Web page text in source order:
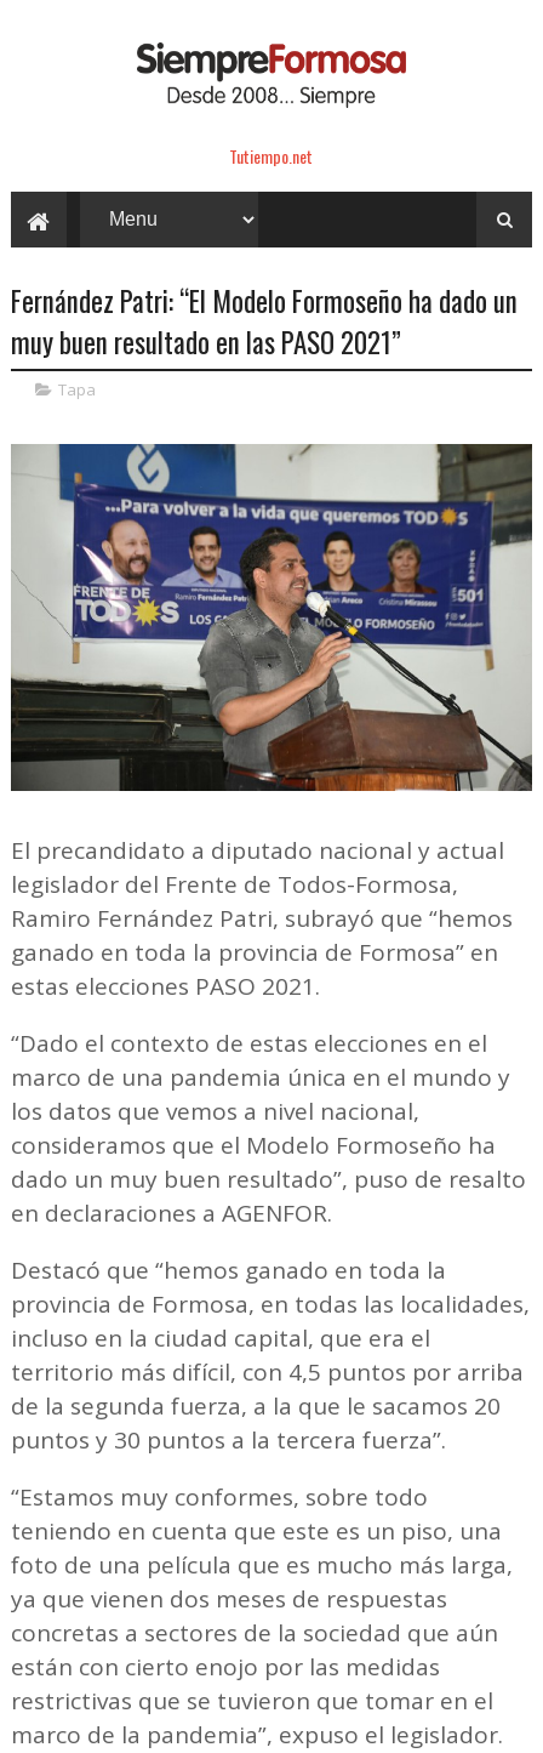
Tutiempo.net
Fernández Patri: “El Modelo Formoseño ha dado un
muy buen resultado en las PASO 2021”
Tapa
El precandidato a diputado nacional y actual
legislador del Frente de Todos-Formosa,
Ramiro Fernández Patri, subrayó que “hemos
ganado en toda la provincia de Formosa” en
estas elecciones PASO 2021.
“Dado el contexto de estas elecciones en el
marco de una pandemia única en el mundo y
los datos que vemos a nivel nacional,
consideramos que el Modelo Formoseño ha
dado un muy buen resultado”, puso de resalto
en declaraciones a AGENFOR.
Destacó que “hemos ganado en toda la
provincia de Formosa, en todas las localidades,
incluso en la ciudad capital, que era el
territorio más difícil, con 4,5 puntos por arriba
de la segunda fuerza, a la que le sacamos 20
puntos y 30 puntos a la tercera fuerza”.
“Estamos muy conformes, sobre todo
teniendo en cuenta que este es un piso, una
foto de una película que es mucho más larga,
ya que vienen dos meses de respuestas
concretas a sectores de la sociedad que aún
están con cierto enojo por las medidas
restrictivas que se tuvieron que tomar en el
marco de la pandemia”, expuso el legislador.